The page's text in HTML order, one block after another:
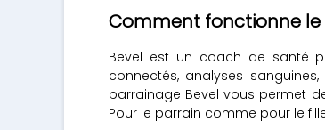
Comment fonctionne le
Bevel est un coach de santé
connectés, analyses
parrainage Bevel vous permet
Pour le parrain comme pour le